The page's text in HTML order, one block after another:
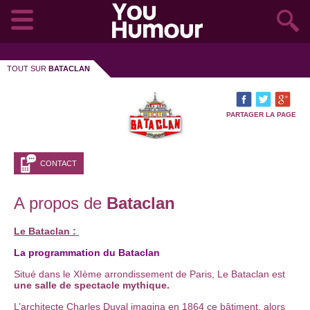
TOUT SUR BATACLAN
PARTAGER LA PAGE
CONTACT
A propos de Bataclan
Le Bataclan :
La programmation du Bataclan
Situé dans le XIème arrondissement de Paris, Le Bataclan est
une salle de spectacle mythique.
L’architecte Charles Duval imagina en 1864 ce bâtiment, alors